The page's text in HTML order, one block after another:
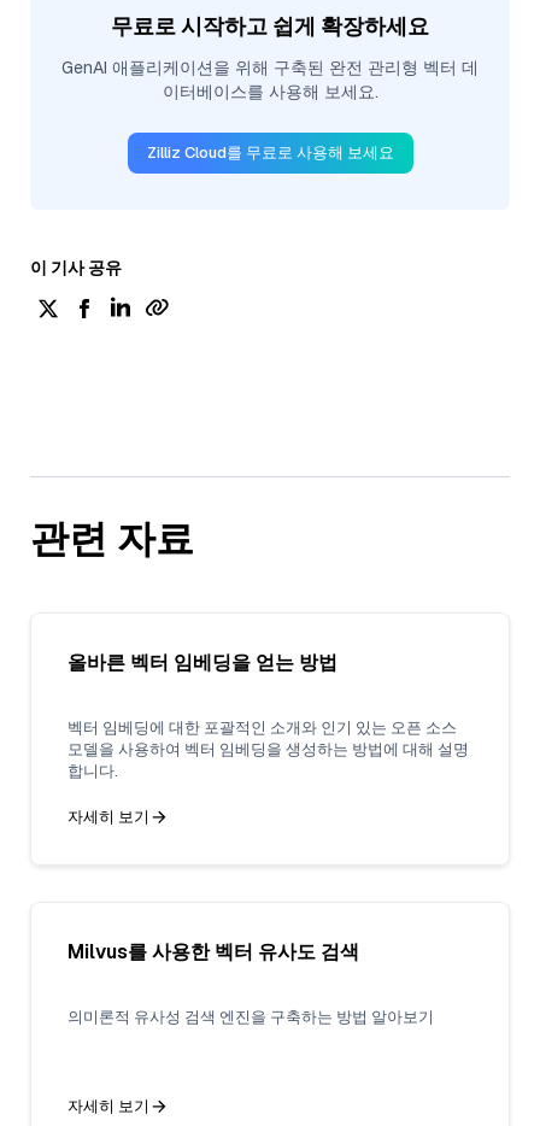
무료로 시작하고 쉽게 확장하세요
GenAI 애플리케이션을 위해 구축된 완전 관리형 벡터 데
이터베이스를 사용해 보세요.
Zilliz Cloud를 무료로 사용해 보세요
이 기사 공유
관련 자료
올바른 벡터 임베딩을 얻는 방법
벡터 임베딩에 대한 포괄적인 소개와 인기 있는 오픈 소스
모델을 사용하여 벡터 임베딩을 생성하는 방법에 대해 설명
합니다.
자세히 보기
Milvus를 사용한 벡터 유사도 검색
의미론적 유사성 검색 엔진을 구축하는 방법 알아보기
자세히 보기